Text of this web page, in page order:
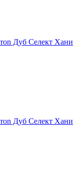
Дуб Селект Хани
Дуб Селект Хани